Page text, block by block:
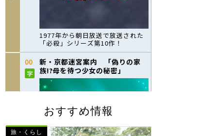
おすすめ情報
旅・くらし